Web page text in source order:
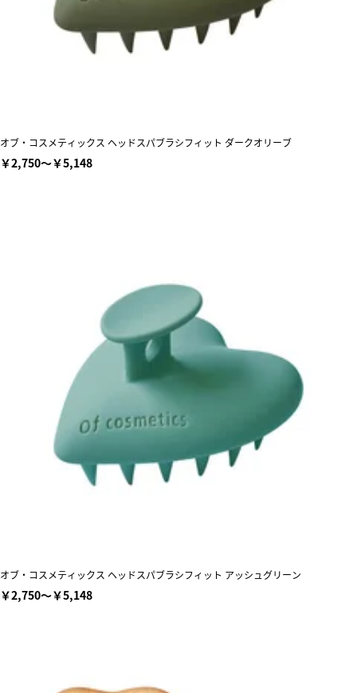
オブ・コスメティックス ヘッドスパブラシフィット ダークオリーブ
￥2,750～￥5,148
オブ・コスメティックス ヘッドスパブラシフィット アッシュグリーン
￥2,750～￥5,148